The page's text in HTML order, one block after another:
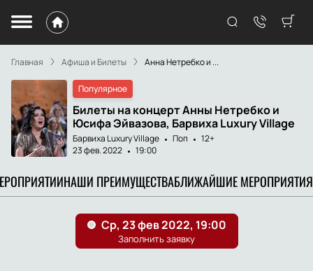
Главная Афиша и Билеты Анна Нетребко и ...
Популярное
Билеты на концерт Анны Нетребко и
Юсифа Эйвазова, Барвиха Luxury Village
Барвиха Luxury Village Поп
12+
23 фев. 2022
19:00
НАШИ ПРЕИМУЩЕСТВАБЛИЖАЙШИЕ МЕРОПРИЯТИЯ